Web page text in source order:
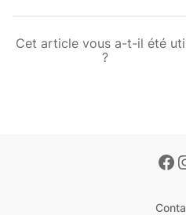
Cet article vous a-t-il été
?